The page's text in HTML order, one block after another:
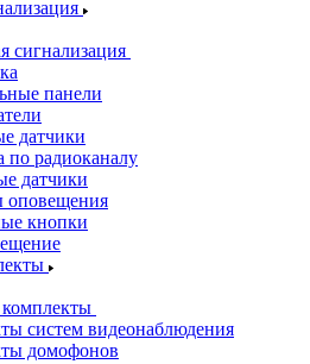
сигнализация
панели
датчики
по радиоканалу
датчики
оповещения
кнопки
систем видеонаблюдения
домофонов